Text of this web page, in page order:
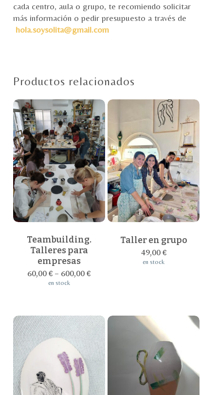
cada centro, aula o grupo, te recomiendo solicitar
más información o pedir presupuesto a través de
hola.soysolita@gmail.com
Productos relacionados
Este
producto
múltiples
variantes.
opciones
en
la
página
de
producto
Teambuilding.
Talleres para
empresas
60,00€ – 600,00€
en stock
Taller en grupo
49,00€
en stock